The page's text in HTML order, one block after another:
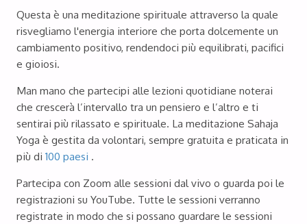
Questa è una meditazione spirituale attraverso la quale
risvegliamo l'energia interiore che porta dolcemente un
cambiamento positivo, rendendoci più equilibrati, pacifici
e gioiosi.
Man mano che partecipi alle lezioni quotidiane noterai
che crescerà l’intervallo tra un pensiero e l’altro e ti
sentirai più rilassato e spirituale. La meditazione Sahaja
Yoga è gestita da volontari, sempre gratuita e praticata in
più di 100 paesi .
Partecipa con Zoom alle sessioni dal vivo o guarda poi le
registrazioni su YouTube. Tutte le sessioni verranno
registrate in modo che si possano guardare le sessioni